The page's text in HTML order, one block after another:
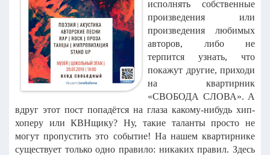
исполнять собственные
произведения или
произведения любимых
авторов, либо не
терпится узнать, что
покажут другие, приходи
на квартирник
«СВОБОДА СЛОВА». А
вдруг этот пост попадётся на глаза какому-нибудь хип-
хоперу или КВНщику? Ну, такие таланты просто не
могут пропустить это событие! На нашем квартирнике
существует только одно правило: никаких правил. Здесь